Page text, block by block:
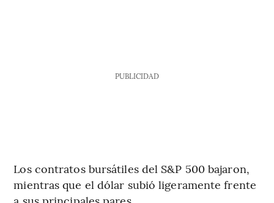
PUBLICIDAD
Los contratos bursátiles del S&P 500 bajaron,
mientras que el dólar subió ligeramente frente